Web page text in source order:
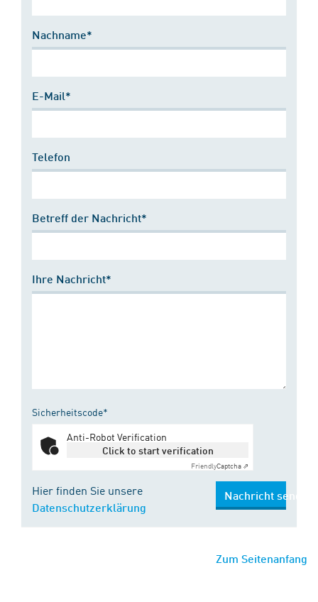
Nachname*
E-Mail*
Telefon
Betreff der Nachricht*
Ihre Nachricht*
Sicherheitscode*
Anti-Robot Verification
Click to start verification
FriendlyCaptcha ⇗
Hier finden Sie unsere
Datenschutzerklärung
Nachricht senden
Zum Seitenanfang